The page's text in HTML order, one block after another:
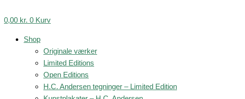
0,00 kr. 0 Kurv
Shop
Originale værker
Limited Editions
Open Editions
H.C. Andersen tegninger – Limited Edition